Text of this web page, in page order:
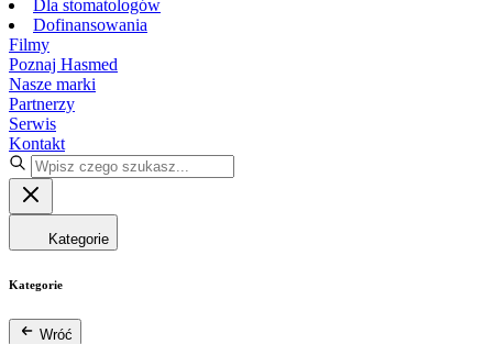
Dla stomatologów
Dofinansowania
Filmy
Poznaj Hasmed
Nasze marki
Partnerzy
Serwis
Kontakt
Kategorie
Kategorie
Wróć